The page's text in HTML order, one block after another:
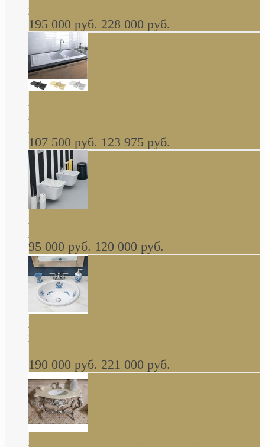
глянцевая платина В НАЛИЧИИ
195 000 руб. 228 000 руб.
керамическая мойка 1160 x 510 мм белая,
серая, черная, бежевая В НАЛИЧИИ
107 500 руб. 123 975 руб.
навесное КОМПЛЕКТ
95 000 руб. 120 000 руб.
Decorated Bathroom раковина овальная
встраиваемая для ванной с рисунком синяя
роза В НАЛИЧИИ
190 000 руб. 221 000 руб.